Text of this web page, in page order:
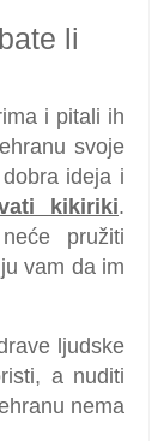
li
i pitali ih
svoje
ideja i
kikiriki.
pružiti
vam da im
ljudske
a nuditi
nema